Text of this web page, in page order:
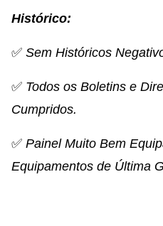
Histórico:
✅ Sem Históricos
✅ Todos os Boletins e
Cumpridos.
✅ Painel Muito Bem
Equipamentos de Última